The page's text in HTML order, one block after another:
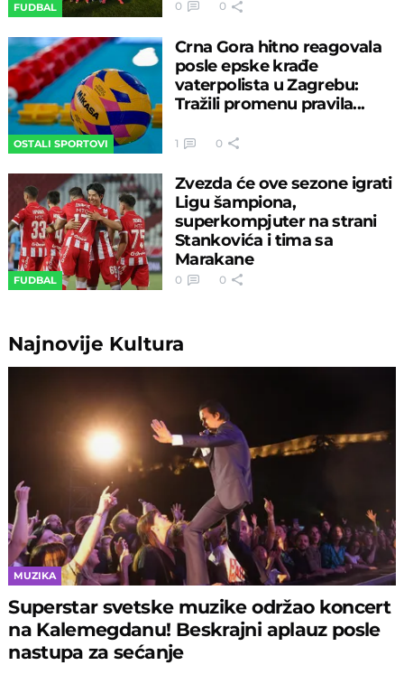
FUDBAL 0 0
OSTALI SPORTOVI
Crna Gora hitno reagovala
posle epske krađe
vaterpolista u Zagrebu:
Tražili promenu pravila...
1 0
FUDBAL
Zvezda će ove sezone igrati
Ligu šampiona,
superkompjuter na strani
Stankovića i tima sa
Marakane
0 0
Najnovije Kultura
MUZIKA
Superstar svetske muzike održao koncert
na Kalemegdanu! Beskrajni aplauz posle
nastupa za sećanje